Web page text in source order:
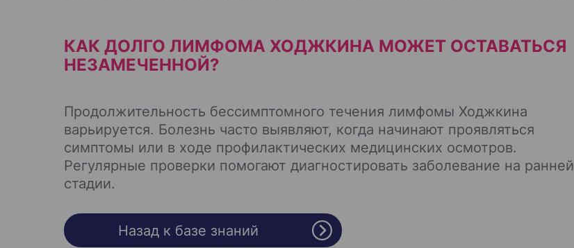
КАК ДОЛГО ЛИМФОМА ХОДЖКИНА МОЖЕТ ОСТАВАТЬСЯ
НЕЗАМЕЧЕННОЙ?
Продолжительность бессимптомного течения лимфомы Ходжкина
варьируется. Болезнь часто выявляют, когда начинают проявляться
симптомы или в ходе профилактических медицинских осмотров.
Регулярные проверки помогают диагностировать заболевание на ранней
стадии.
Назад к базе знаний